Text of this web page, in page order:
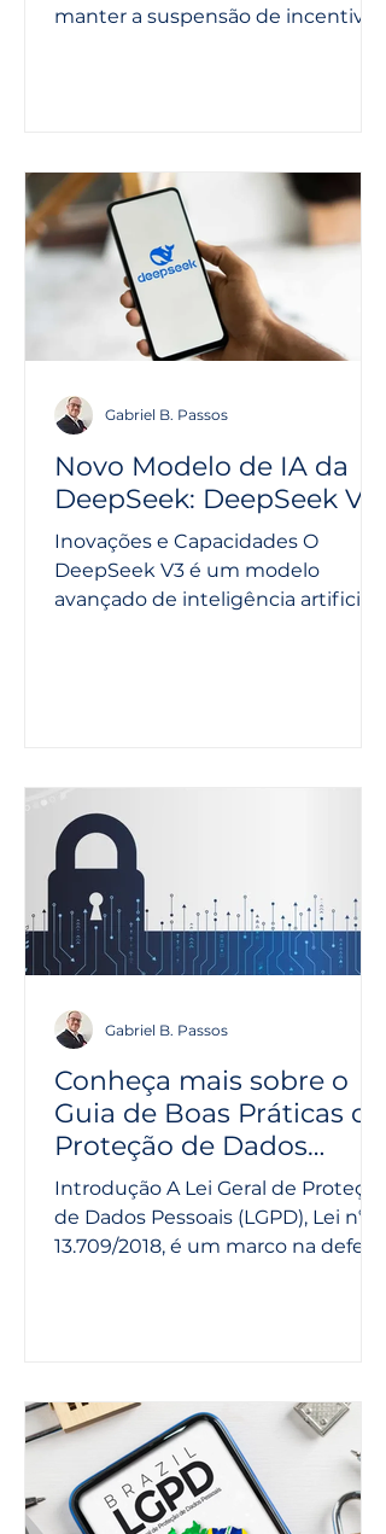
manter a suspensão de incentivos
Novo Modelo de IA da
DeepSeek: DeepSeek V3
Inovações e Capacidades O
DeepSeek V3 é um modelo
avançado de inteligência artificial
Gabriel B. Passos
Conheça mais sobre o
Guia de Boas Práticas de
Proteção de Dados
Pessoais no STF
Introdução A Lei Geral de Proteção
de Dados Pessoais (LGPD), Lei nº
13.709/2018, é um marco na defesa
Gabriel B. Passos